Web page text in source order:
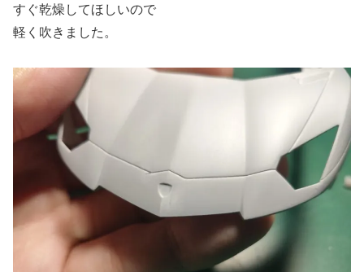
すぐ乾燥してほしいので
軽く吹きました。